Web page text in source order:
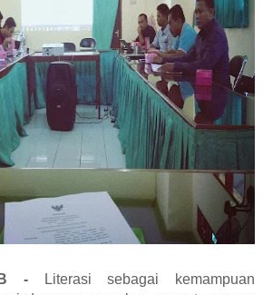
- Literasi sebagai kemampuan